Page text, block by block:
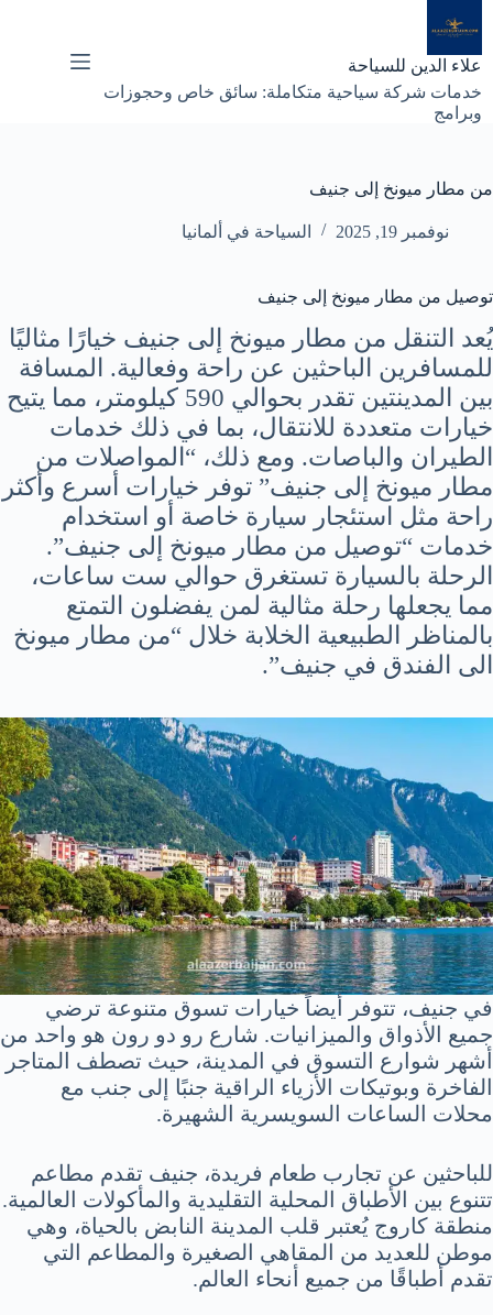
إلى
المحتوى
علاء الدين للسياحة
خدمات شركة سياحية متكاملة: سائق خاص وحجوزات
وبرامج
من مطار ميونخ إلى جنيف
نوفمبر 19, 2025 السياحة في ألمانيا
توصيل من مطار ميونخ إلى جنيف
يُعد التنقل من مطار ميونخ إلى جنيف خيارًا مثاليًا
للمسافرين الباحثين عن راحة وفعالية. المسافة
بين المدينتين تقدر بحوالي 590 كيلومتر، مما يتيح
خيارات متعددة للانتقال، بما في ذلك خدمات
الطيران والباصات. ومع ذلك، “المواصلات من
مطار ميونخ إلى جنيف” توفر خيارات أسرع وأكثر
راحة مثل استئجار سيارة خاصة أو استخدام
خدمات “توصيل من مطار ميونخ إلى جنيف”.
الرحلة بالسيارة تستغرق حوالي ست ساعات،
مما يجعلها رحلة مثالية لمن يفضلون التمتع
بالمناظر الطبيعية الخلابة خلال “من مطار ميونخ
الى الفندق في جنيف”.
في جنيف، تتوفر أيضاً خيارات تسوق متنوعة ترضي
جميع الأذواق والميزانيات. شارع رو دو رون هو واحد من
أشهر شوارع التسوق في المدينة، حيث تصطف المتاجر
الفاخرة وبوتيكات الأزياء الراقية جنبًا إلى جنب مع
محلات الساعات السويسرية الشهيرة.
للباحثين عن تجارب طعام فريدة، جنيف تقدم مطاعم
تتنوع بين الأطباق المحلية التقليدية والمأكولات العالمية.
منطقة كاروج يُعتبر قلب المدينة النابض بالحياة، وهي
موطن للعديد من المقاهي الصغيرة والمطاعم التي
تقدم أطباقًا من جميع أنحاء العالم.